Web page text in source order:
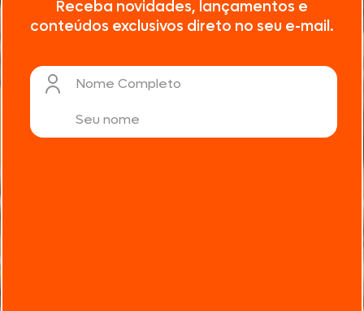
Receba novidades, lançamentos e
conteúdos exclusivos direto no seu e-mail.
Nome Completo